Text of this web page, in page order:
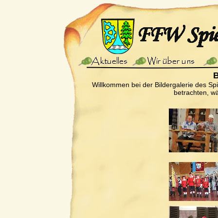
Willkommen bei der Bildergalerie des
betrachten,